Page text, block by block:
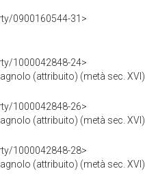
0900160544-31>
1000042848-24>
(attribuito) (metà sec. XVI)
1000042848-26>
(attribuito) (metà sec. XVI)
1000042848-28>
(attribuito) (metà sec. XVI)